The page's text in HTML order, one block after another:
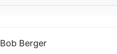
Bob Berger